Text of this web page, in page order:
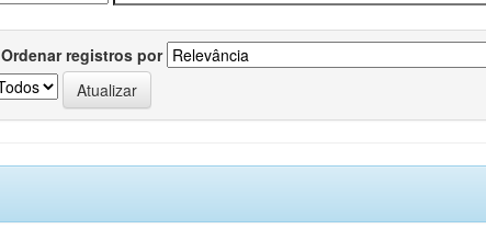
Ordenar registros por